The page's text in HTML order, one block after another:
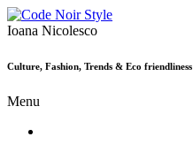
Ioana Nicolesco
Culture, Fashion, Trends & Eco friendliness
Menu